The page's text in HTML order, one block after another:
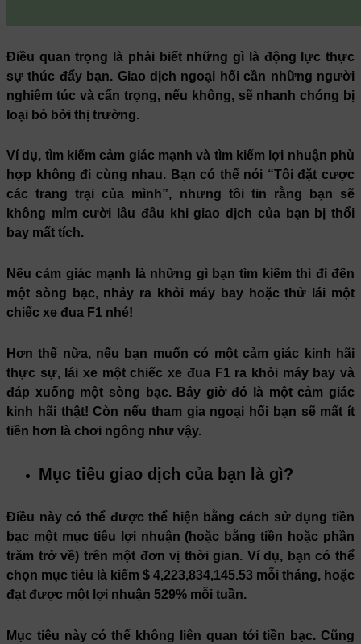
Điều quan trọng là phải biết những gì là động lực thực
sự thúc đẩy bạn. Giao dịch ngoại hối cần những người
nghiêm túc và cẩn trọng, nếu không, sẽ nhanh chóng bị
loại bỏ bởi thị trường.
Ví dụ, tìm kiếm cảm giác mạnh và tìm kiếm lợi nhuận phù
hợp không đi cùng nhau. Bạn có thể nói “Tôi đặt cược
các trang trại của mình”, nhưng tôi tin rằng bạn sẽ
không mỉm cười lâu đâu khi giao dịch của bạn bị thổi
bay mất tích.
Nếu cảm giác mạnh là những gì bạn tìm kiếm thì đi đến
một sòng bạc, nhảy ra khỏi máy bay hoặc thử lái một
chiếc xe đua F1 nhé!
Hơn thế nữa, nếu bạn muốn có một cảm giác kinh hãi
thực sự, lái xe một chiếc xe đua F1 ra khỏi máy bay và
đáp xuống một sòng bạc. Bây giờ đó là một cảm giác
kinh hãi thật! Còn nếu tham gia ngoại hối bạn sẽ mất ít
tiền hơn là chơi ngông như vậy.
Mục tiêu giao dịch của bạn là gì?
Điều này có thể được thể hiện bằng cách sử dụng tiền
bạc một mục tiêu lợi nhuận (hoặc bằng tiền hoặc phần
trăm trở về) trên một đơn vị thời gian. Ví dụ, bạn có thể
chọn mục tiêu là kiếm $ 4,223,834,145.53 mỗi tháng, hoặc
đạt được một lợi nhuận 529% mỗi tuần.
Mục tiêu này có thể không liên quan tới tiền bạc. Cũng